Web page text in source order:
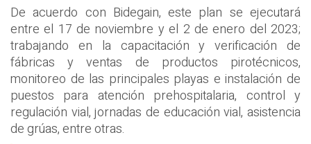
De acuerdo con Bidegain, este plan se ejecutará
entre el 17 de noviembre y el 2 de enero del 2023;
trabajando en la capacitación y verificación de
fábricas y ventas de productos pirotécnicos,
monitoreo de las principales playas e instalación de
puestos para atención prehospitalaria, control y
regulación vial, jornadas de educación vial, asistencia
de grúas, entre otras.